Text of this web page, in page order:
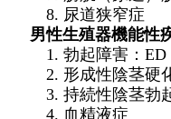
8. 尿道狭窄症
男性生殖器機能性
1. 勃起障害：ED
2. 形成性陰茎硬化
3. 持続性陰茎勃
4. 血精液症